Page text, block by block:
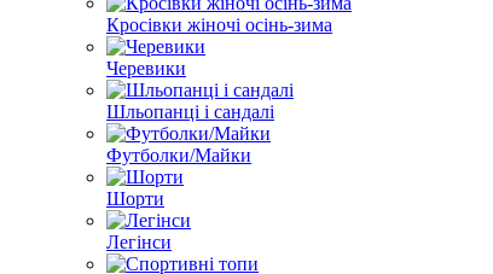
Кросівки жіночі осінь-зима
Черевики
Шльопанці і сандалі
Футболки/Майки
Шорти
Легінси